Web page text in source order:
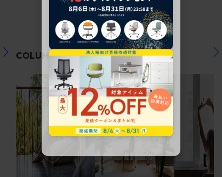
COLUMN関連コラム